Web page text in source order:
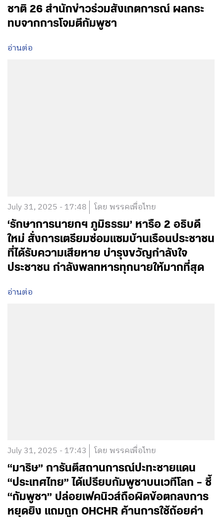
ชาติ 26 สำนักข่าวร่วมสังเกตการณ์ ผลกระ
ทบจากการโจมตีกัมพูชา
อ่านต่อ
July 31, 2025 - 17:48 โดย พรรคเพื่อไทย
‘รักษาการนายกฯ ภูมิธรรม’ หารือ 2 อธิบดี
ใหม่ สั่งการเตรียมซ่อมแซมบ้านเรือนประชาชน
ที่ได้รับความเสียหาย บำรุงขวัญกำลังใจ
ประชาชน กำลังพลทหารทุกนายให้มากที่สุด
อ่านต่อ
July 31, 2025 - 17:43 โดย พรรคเพื่อไทย
“มาริษ” การันตีสถานการณ์ปะทะชายแดน
“ประเทศไทย” ได้เปรียบกัมพูชาบนเวทีโลก – ชี้
“กัมพูชา” ปล่อยเฟคนิวส์ถือผิดข้อตกลงการ
หยุดยิง แถมถูก OHCHR ค้านการใช้ถ้อยคำ